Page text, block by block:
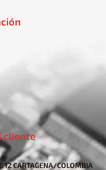
cliente
12 CARTAGENA/COLOMBIA